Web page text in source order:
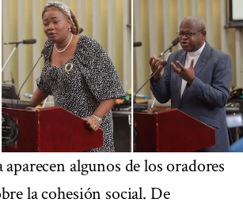
algunos de los oradores
la cohesión social. De